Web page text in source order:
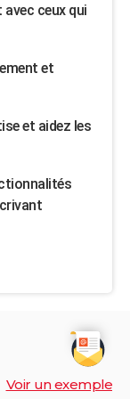
ceux qui
et
et aidez les
Voir un exemple